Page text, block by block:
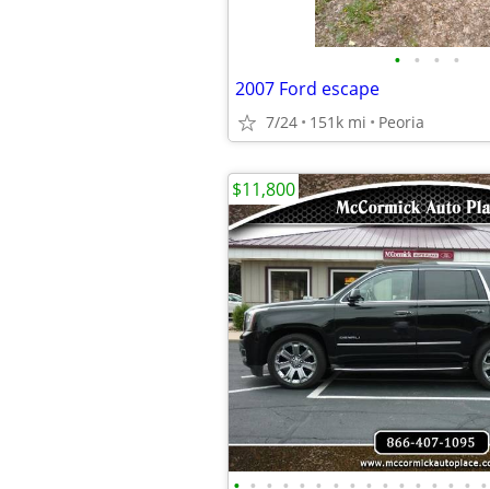
• • • •
2007 Ford escape
7/24 151k mi Peoria
$11,800